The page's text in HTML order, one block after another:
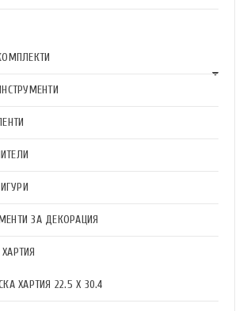
ЗА ДЕКОРАЦИЯ
ХАРТИЯ 22.5 X 30.4